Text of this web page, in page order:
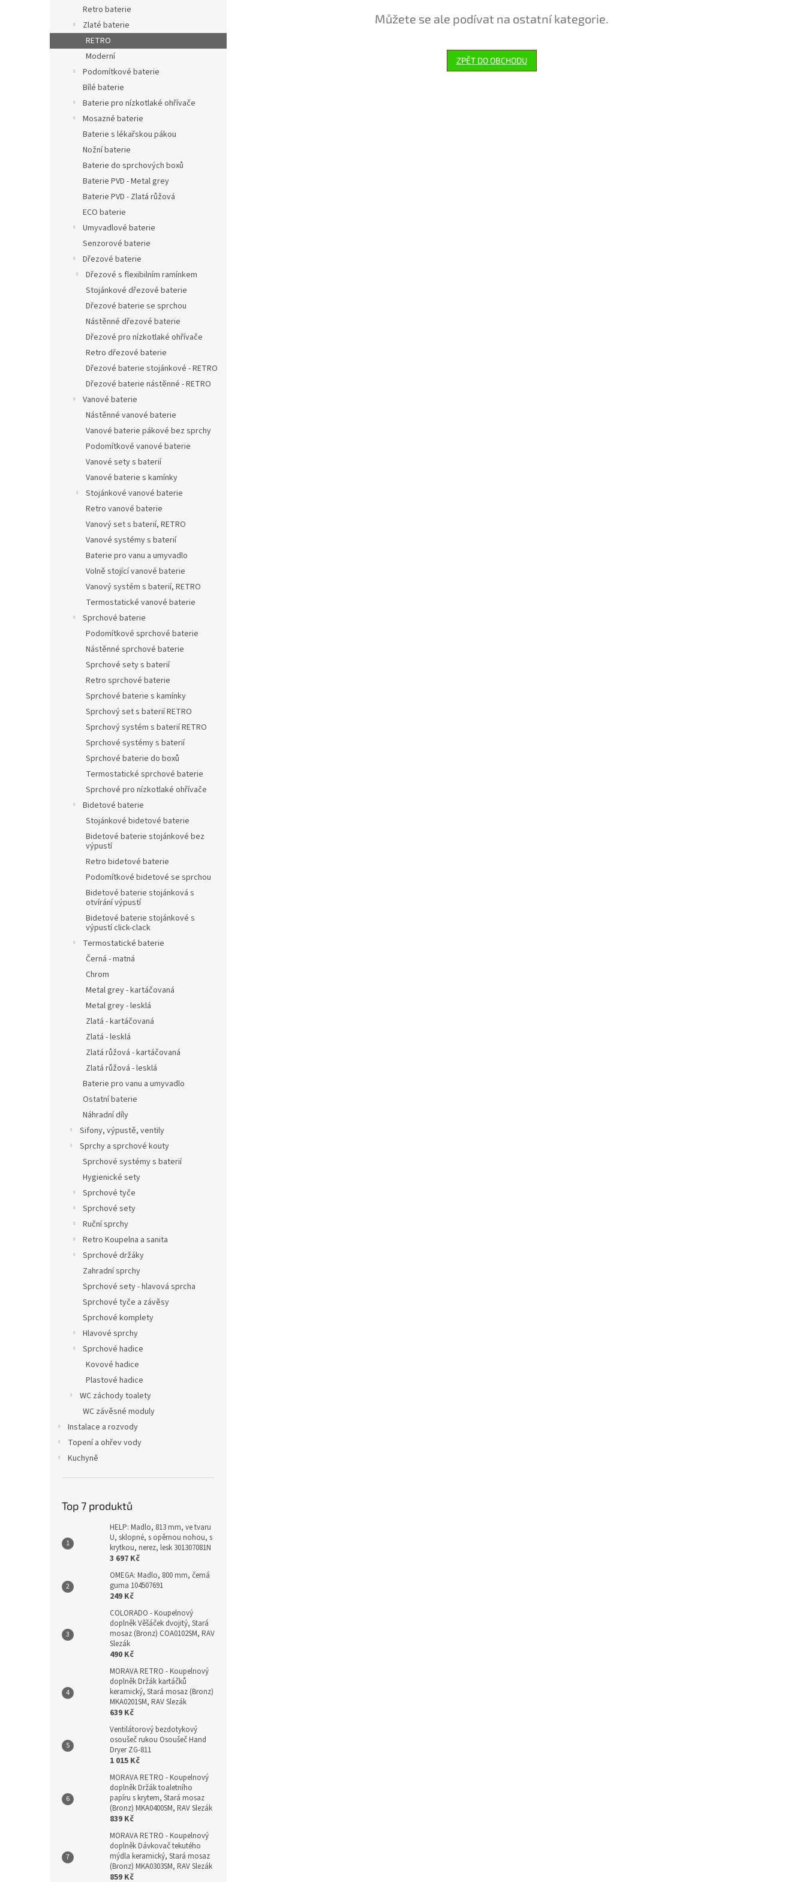
l
Retro baterie
Zlaté baterie
RETRO
Moderní
Podomítkové baterie
Bílé baterie
Baterie pro nízkotlaké ohřívače
Mosazné baterie
Baterie s lékařskou pákou
Nožní baterie
Baterie do sprchových boxů
Baterie PVD - Metal grey
Baterie PVD - Zlatá růžová
ECO baterie
Umyvadlové baterie
Senzorové baterie
Dřezové baterie
Dřezové s flexibilním ramínkem
Stojánkové dřezové baterie
Dřezové baterie se sprchou
Nástěnné dřezové baterie
Dřezové pro nízkotlaké ohřívače
Retro dřezové baterie
Dřezové baterie stojánkové - RETRO
Dřezové baterie nástěnné - RETRO
Vanové baterie
Nástěnné vanové baterie
Vanové baterie pákové bez sprchy
Podomítkové vanové baterie
Vanové sety s baterií
Vanové baterie s kamínky
Stojánkové vanové baterie
Retro vanové baterie
Vanový set s baterií, RETRO
Vanové systémy s baterií
Baterie pro vanu a umyvadlo
Volně stojící vanové baterie
Vanový systém s baterií, RETRO
Termostatické vanové baterie
Sprchové baterie
Podomítkové sprchové baterie
Nástěnné sprchové baterie
Sprchové sety s baterií
Retro sprchové baterie
Sprchové baterie s kamínky
Sprchový set s baterií RETRO
Sprchový systém s baterií RETRO
Sprchové systémy s baterií
Sprchové baterie do boxů
Termostatické sprchové baterie
Sprchové pro nízkotlaké ohřívače
Bidetové baterie
Stojánkové bidetové baterie
Bidetové baterie stojánkové bez
výpustí
Retro bidetové baterie
Podomítkové bidetové se sprchou
Bidetové baterie stojánková s
otvírání výpustí
Bidetové baterie stojánkové s
výpustí click-clack
Termostatické baterie
Černá - matná
Chrom
Metal grey - kartáčovaná
Metal grey - lesklá
Zlatá - kartáčovaná
Zlatá - lesklá
Zlatá růžová - kartáčovaná
Zlatá růžová - lesklá
Baterie pro vanu a umyvadlo
Ostatní baterie
Náhradní díly
Sifony, výpustě, ventily
Sprchy a sprchové kouty
Sprchové systémy s baterií
Hygienické sety
Sprchové tyče
Sprchové sety
Ruční sprchy
Retro Koupelna a sanita
Sprchové držáky
Zahradní sprchy
Sprchové sety - hlavová sprcha
Sprchové tyče a závěsy
Sprchové komplety
Hlavové sprchy
Sprchové hadice
Kovové hadice
Plastové hadice
WC záchody toalety
WC závěsné moduly
Instalace a rozvody
Topení a ohřev vody
Kuchyně
Top 7 produktů
HELP: Madlo, 813 mm, ve tvaru
U, sklopné, s opěrnou nohou, s
krytkou, nerez, lesk 301307081N
3 697 Kč
OMEGA: Madlo, 800 mm, černá
guma 104507691
249 Kč
COLORADO - Koupelnový
doplněk Věšáček dvojitý, Stará
mosaz (Bronz) COA0102SM, RAV
Slezák
490 Kč
MORAVA RETRO - Koupelnový
doplněk Držák kartáčků
keramický, Stará mosaz (Bronz)
MKA0201SM, RAV Slezák
639 Kč
Ventilátorový bezdotykový
osoušeč rukou Osoušeč Hand
Dryer ZG-811
1 015 Kč
MORAVA RETRO - Koupelnový
doplněk Držák toaletního
papíru s krytem, Stará mosaz
(Bronz) MKA0400SM, RAV Slezák
839 Kč
MORAVA RETRO - Koupelnový
doplněk Dávkovač tekutého
mýdla keramický, Stará mosaz
(Bronz) MKA0303SM, RAV Slezák
859 Kč
Můžete se ale podívat na ostatní kategorie.
ZPĚT DO OBCHODU